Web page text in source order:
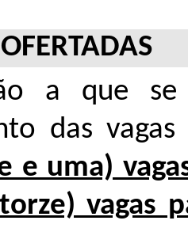
a que se
das
e uma)
vagas